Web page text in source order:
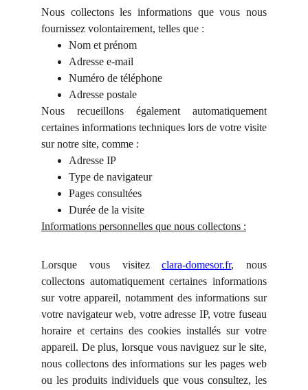
Nous collectons les informations que vous nous
fournissez volontairement, telles que :
Nom et prénom
Adresse e-mail
Numéro de téléphone
Adresse postale
Nous recueillons également automatiquement
certaines informations techniques lors de votre visite
sur notre site, comme :
Adresse IP
Type de navigateur
Pages consultées
Durée de la visite
Informations personnelles que nous collectons :
Lorsque vous visitezclara-domesor.fr, nous
collectons automatiquement certaines informations
sur votre appareil, notamment des informations sur
votre navigateur web, votre adresse IP, votre fuseau
horaire et certains des cookies installés sur votre
appareil. De plus, lorsque vous naviguez sur le site,
nous collectons des informations sur les pages web
ou les produits individuels que vous consultez, les